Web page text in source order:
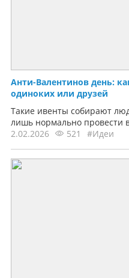
Анти-Валентинов день:
одиноких или друзей
Такие ивенты собирают
лишь нормально провести
2.02.2026
521 #Идеи